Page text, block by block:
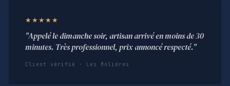
★★★★★
"Appelé le dimanche soir, artisan arrivé en moins de 30
minutes. Très professionnel, prix annoncé respecté."
Client vérifié · Les Molières